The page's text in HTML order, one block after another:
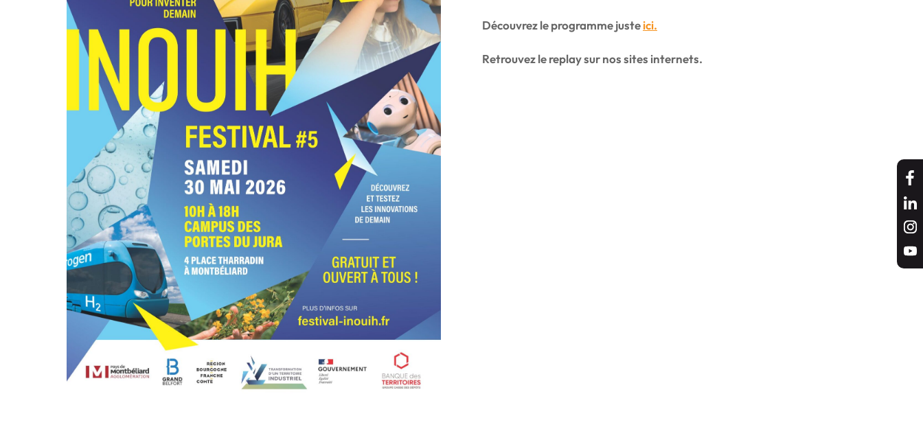
Découvrez le programme justeici.
Retrouvez le replay sur nos sites internets.